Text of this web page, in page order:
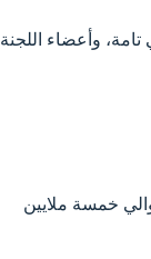
التجاني تامة، وأعضاء اللجنة
يُنتظر أن تستقطب هذه الدورة حوالي خمسة ملايين